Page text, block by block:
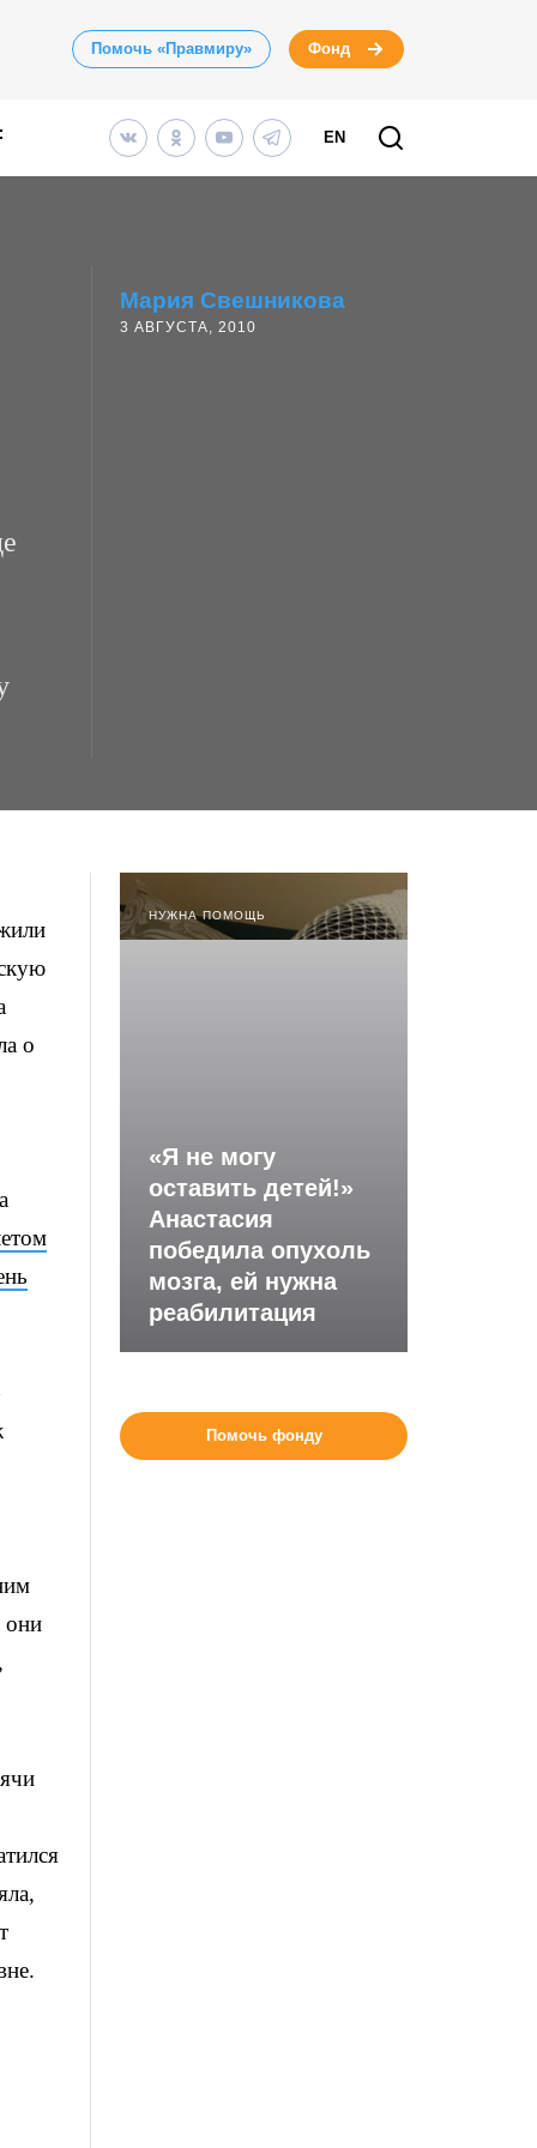
Помочь «Правмиру» Фонд
EN
Мария Свешникова
3 АВГУСТА, 2010
о
они
НУЖНА ПОМОЩЬ
«Я не могу
оставить детей!»
Анастасия
победила опухоль
мозга, ей нужна
реабилитация
Помочь фонду